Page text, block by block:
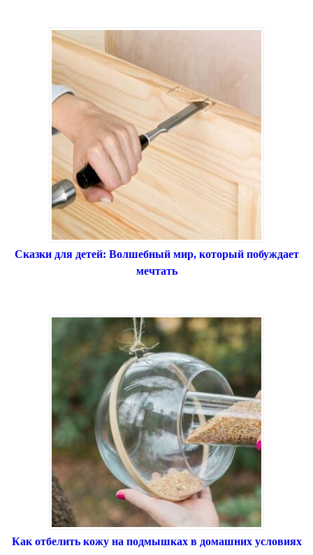
Сказки для детей: Волшебный мир, который побуждает
мечтать
Как отбелить кожу на подмышках в домашних условиях